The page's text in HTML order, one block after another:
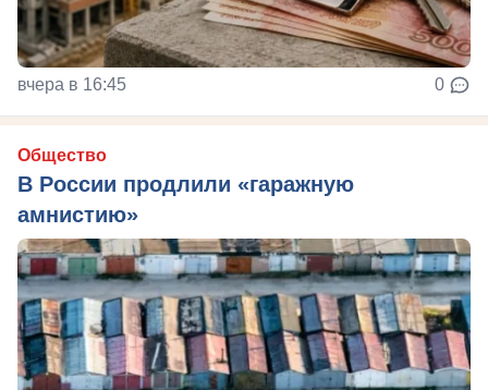
вчера в 16:45 0
Общество
В России продлили «гаражную
амнистию»